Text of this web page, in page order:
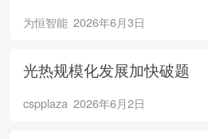
为恒智能 2026年6月3日
光热规模化发展加快破题
cspplaza 2026年6月2日